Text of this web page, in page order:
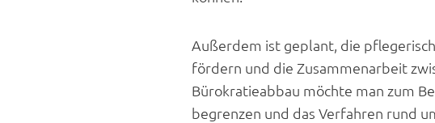
Außerdem ist geplant, die
fördern und die Zusammenarbeit
Bürokratieabbau möchte man zum
begrenzen und das Verfahren rund